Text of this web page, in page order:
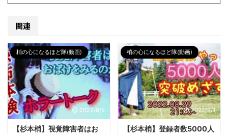
関連
梢の心になるほど隊(動画)
2022/8/9
【杉本梢】視覚障害者はお
梢の心になるほど隊(動画)
2022/9/1
【杉本梢】登録者数5000人